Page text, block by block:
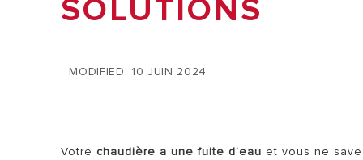
NOUS REJOINDRE
THERMOSTATS
SOLUTIONS
MODIFIED: 10 JUIN 2024
Votre chaudière a une fuite d’eau et vous ne